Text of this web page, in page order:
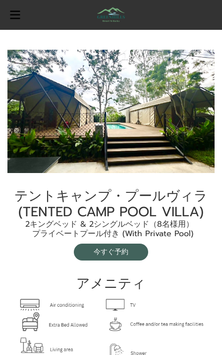
テントキャンプ・プールヴィラ
(TENTED CAMP POOL VILLA)
2キングベッド & 2シングルベッド（8名様用） ️‍‍‍
‍️ プライベートプール付き (With Private Pool)
今すぐ予約
アメニティ